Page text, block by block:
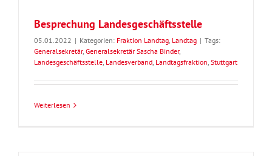
Besprechung Landesgeschäftsstelle
05.01.2022 | Kategorien: Fraktion Landtag, Landtag | Tags:
Generalsekretär, Generalsekretär Sascha Binder,
Landesgeschäftsstelle, Landesverband, Landtagsfraktion, Stuttgart
Weiterlesen